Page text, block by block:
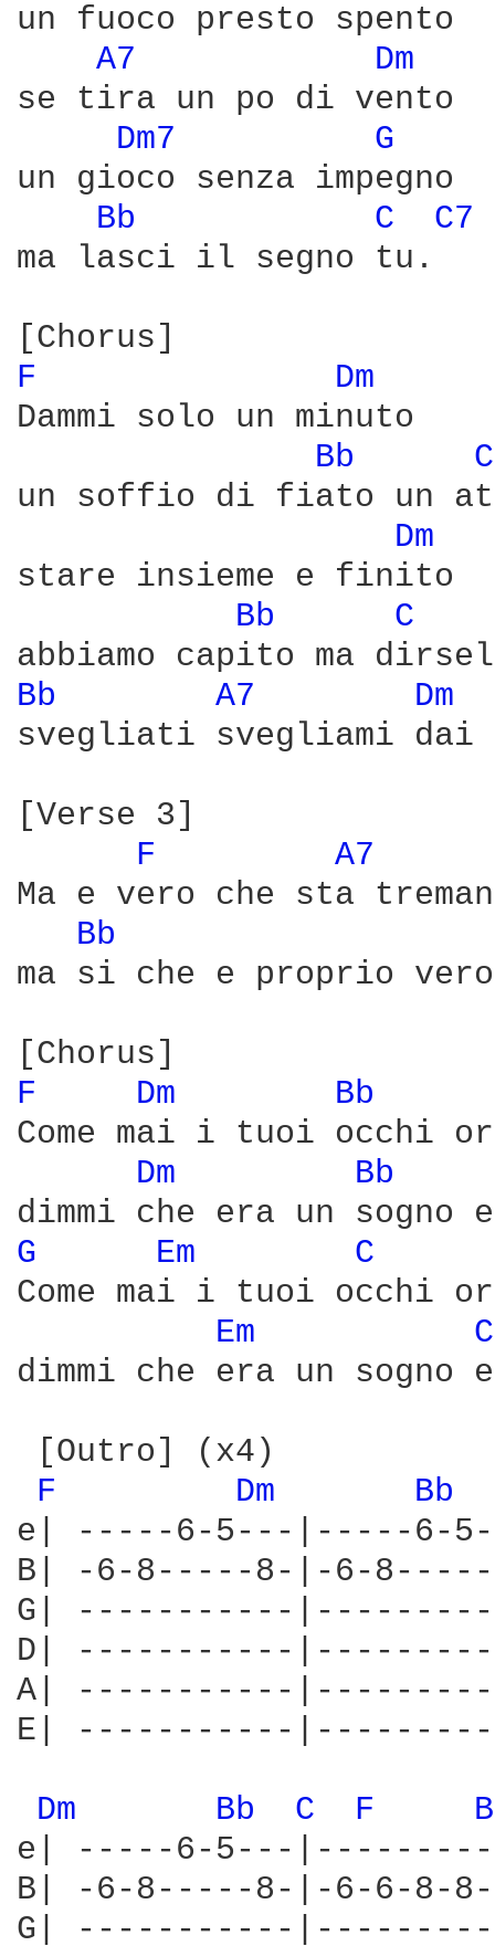
un fuoco presto spento
A7
Dm
se tira un po di vento
Dm7
G
un gioco senza impegno
Bb
C
C7
ma lasci il segno tu.
F
Dm
Dammi solo un minuto
Bb
un soffio di fiato un
Dm
stare insieme e finito
Bb
C
Bb A7
Dm
svegliati svegliami dai
[Verse 3]
F
A7
Ma e vero che sta
Bb
ma si che e proprio
F
Dm
Bb
Come mai i tuoi occhi
Dm
Bb
G Em
C
Come mai i tuoi occhi
Em
dimmi che era un
[Outro] (x4)
F
Dm Bb
e| -----6-5---|-----6-
B| -6-8-----8-|-6-
G| -----------
D| -----------
A| -----------
E| -----------
Dm Bb C F
e| -----6-5---
B| -6-8-----8-|-6-6-
G| -----------